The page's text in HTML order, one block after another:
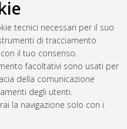
tecnici necessari per il suo
di tracciamento
il tuo consenso.
facoltativi sono usati per
della comunicazione
degli utenti.
la navigazione solo con i